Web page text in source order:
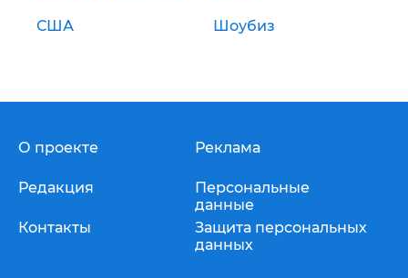
США Шоубиз
О проекте
Редакция
Контакты
Реклама
Персональные
данные
Защита персональных
данных